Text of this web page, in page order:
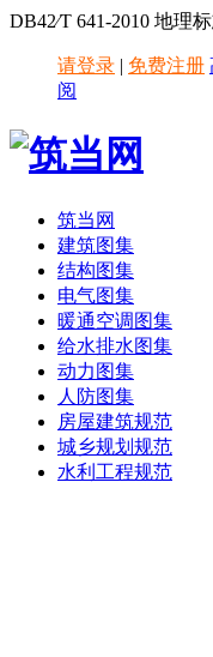
DB42∕T 641-2010 地理
请登录 | 免费注册
阅
筑当网
建筑图集
结构图集
电气图集
暖通空调图集
给水排水图集
动力图集
人防图集
房屋建筑规范
城乡规划规范
水利工程规范